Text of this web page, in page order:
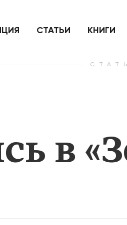
нанесенный по
СТАТЬИ КНИГИ
в